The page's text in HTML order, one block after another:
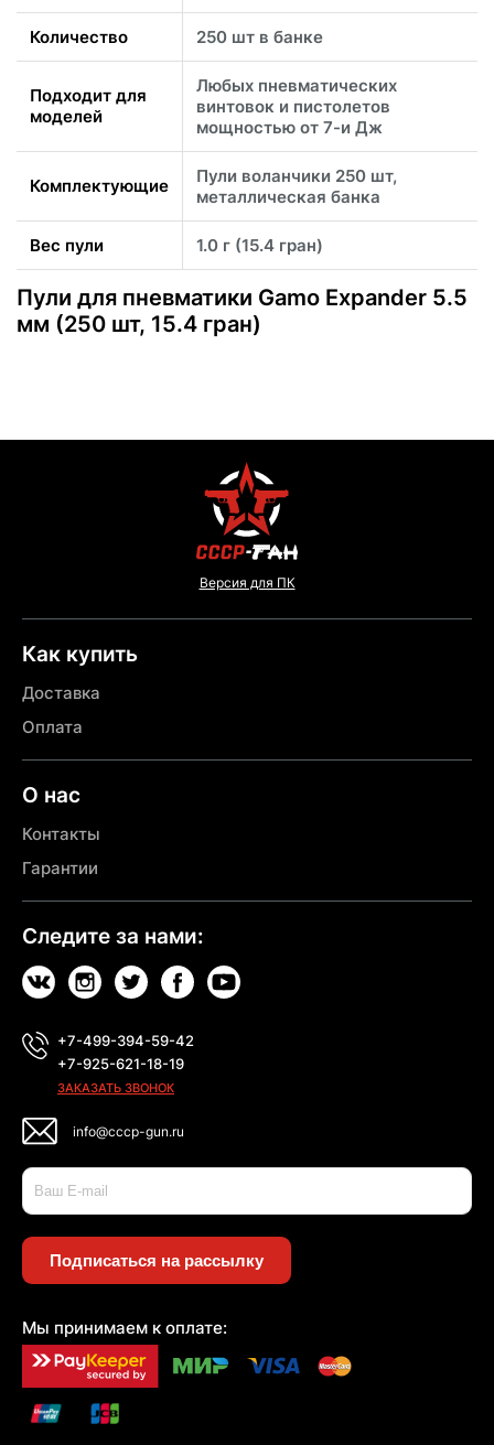
Количество 250 шт в банке
Подходит для
моделей
Любых пневматических
винтовок и пистолетов
мощностью от 7-и Дж
Комплектующие
Пули воланчики 250 шт,
металлическая банка
Вес пули 1.0 г (15.4 гран)
Пули для пневматики Gamo Expander 5.5
мм (250 шт, 15.4 гран)
Версия для ПК
Как купить
Доставка
Оплата
О нас
Контакты
Гарантии
Следите за нами:
+7-499-394-59-42
+7-925-621-18-19
ЗАКАЗАТЬ ЗВОНОК
info@cccp-gun.ru
Подписаться на рассылку
Мы принимаем к оплате: